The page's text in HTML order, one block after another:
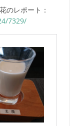
入
のレポート：
7329/